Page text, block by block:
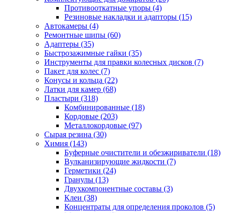
Противооткатные упоры (4)
Резиновые накладки и адапторы (15)
Автокамеры (4)
Ремонтные шипы (60)
Адаптеры (35)
Быстрозажимные гайки (35)
Инструменты для правки колесных дисков (7)
Пакет для колес (7)
Конусы и кольца (22)
Латки для камер (68)
Пластыри (318)
Комбинированные (18)
Кордовые (203)
Металлокордовые (97)
Сырая резина (30)
Химия (143)
Буферные очистители и обезжириватели (18)
Вулканизирующие жидкости (7)
Герметики (24)
Гранулы (13)
Двухкомпонентные составы (3)
Клеи (38)
Концентраты для определения проколов (5)